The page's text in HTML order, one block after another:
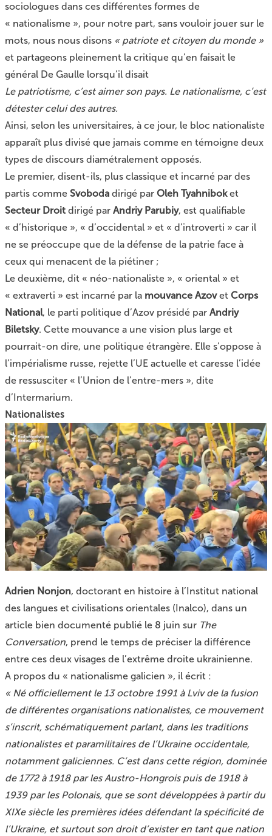
sociologues dans ces différentes formes de
« nationalisme », pour notre part, sans vouloir jouer sur le
mots, nous nous disons « patriote et citoyen du monde »
et partageons pleinement la critique qu’en faisait le
général De Gaulle lorsqu’il disait
Le patriotisme, c’est aimer son pays. Le nationalisme, c’est
détester celui des autres.
Ainsi, selon les universitaires, à ce jour, le bloc nationaliste
apparaît plus divisé que jamais comme en témoigne deux
types de discours diamétralement opposés.
Le premier, disent-ils, plus classique et incarné par des
partis comme Svoboda dirigé par Oleh Tyahniboket
Secteur Droit dirigé par Andriy Parubiy, est qualifiable
« d’historique », « d’occidental » et « d’introverti » car il
ne se préoccupe que de la défense de la patrie face à
ceux qui menacent de la piétiner ;
Le deuxième, dit « néo-nationaliste », « oriental » et
« extraverti » est incarné par la mouvance Azovet Corps
National, le parti politique d’Azov présidé par Andriy
Biletsky. Cette mouvance a une vision plus large et
pourrait-on dire, une politique étrangère. Elle s’oppose à
l’impérialisme russe, rejette l’UE actuelle et caresse l’idée
de ressusciter « l’Union de l’entre-mers », dite
d’Intermarium.
Nationalistes
Adrien Nonjon, doctorant en histoire à l’Institut national
des langues et civilisations orientales (Inalco), dans un
article bien documenté publié le 8 juin sur The
Conversation, prend le temps de préciser la différence
entre ces deux visages de l’extrême droite ukrainienne.
A propos du « nationalisme galicien », il écrit :
« Né officiellement le 13 octobre 1991 à Lviv de la fusion
de différentes organisations nationalistes, ce mouvement
s’inscrit, schématiquement parlant, dans les traditions
nationalistes et paramilitaires de l’Ukraine occidentale,
notamment galiciennes. C’est dans cette région, dominée
de 1772 à 1918 par les Austro-Hongrois puis de 1918 à
1939 par les Polonais, que se sont développées à partir du
XIXe siècle les premières idées défendant la spécificité de
l’Ukraine, et surtout son droit d’exister en tant que nation